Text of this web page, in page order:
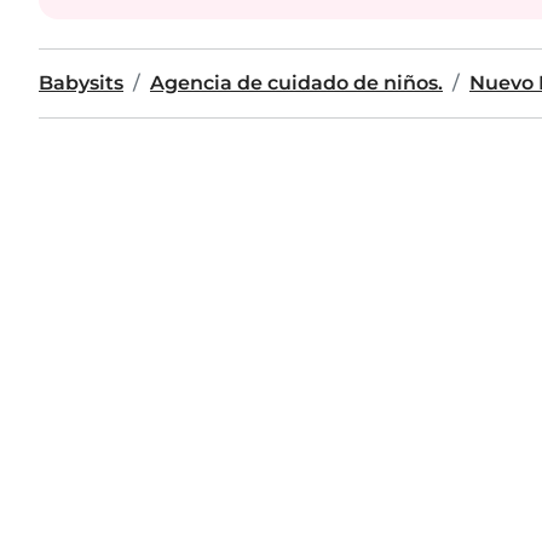
Babysits Agencia de cuidado de niños. Nuevo